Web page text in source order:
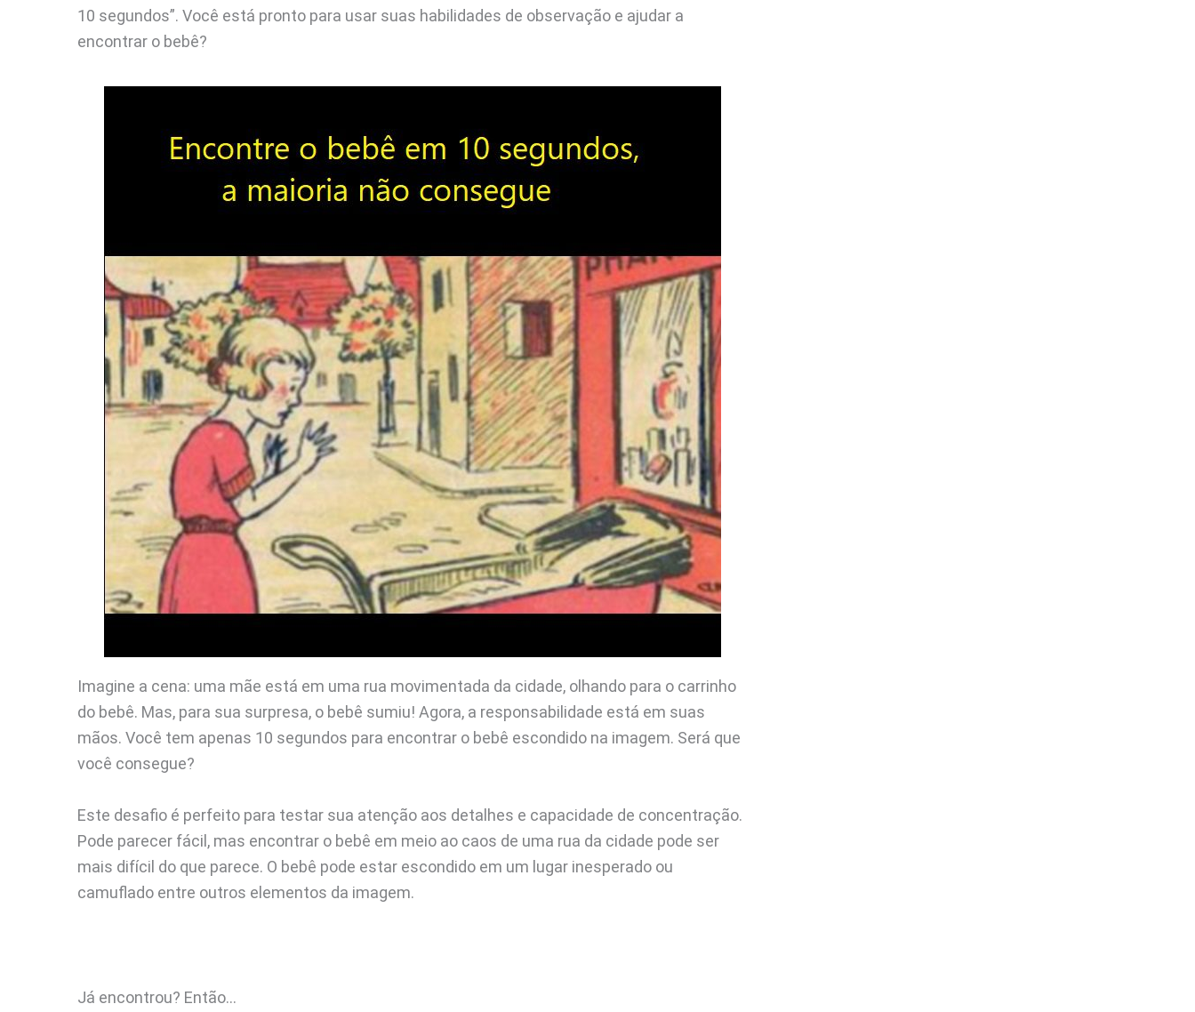
10 segundos”. Você está pronto para usar suas habilidades de observação e ajudar a
encontrar o bebê?
Imagine a cena: uma mãe está em uma rua movimentada da cidade, olhando para o carrinho
do bebê. Mas, para sua surpresa, o bebê sumiu! Agora, a responsabilidade está em suas
mãos. Você tem apenas 10 segundos para encontrar o bebê escondido na imagem. Será que
você consegue?
Este desafio é perfeito para testar sua atenção aos detalhes e capacidade de concentração.
Pode parecer fácil, mas encontrar o bebê em meio ao caos de uma rua da cidade pode ser
mais difícil do que parece. O bebê pode estar escondido em um lugar inesperado ou
camuflado entre outros elementos da imagem.
Já encontrou? Então…